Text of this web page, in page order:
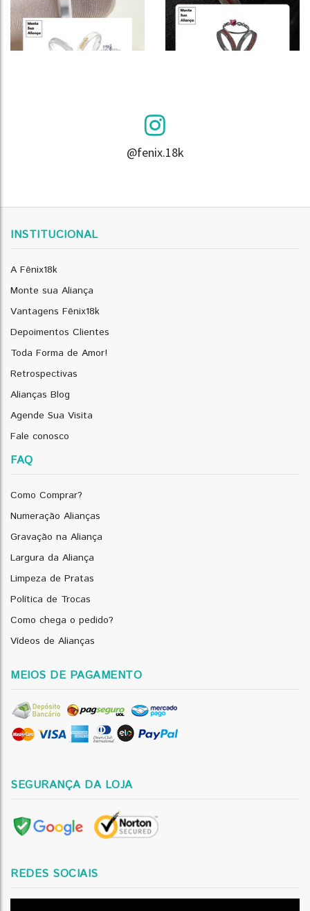
@fenix.18k
INSTITUCIONAL
A Fênix18k
Monte sua Aliança
Vantagens Fênix18k
Depoimentos Clientes
Toda Forma de Amor!
Retrospectivas
Alianças Blog
Agende Sua Visita
Fale conosco
FAQ
Como Comprar?
Numeração Alianças
Gravação na Aliança
Largura da Aliança
Limpeza de Pratas
Política de Trocas
Como chega o pedido?
Vídeos de Alianças
MEIOS DE PAGAMENTO
SEGURANÇA DA LOJA
REDES SOCIAIS